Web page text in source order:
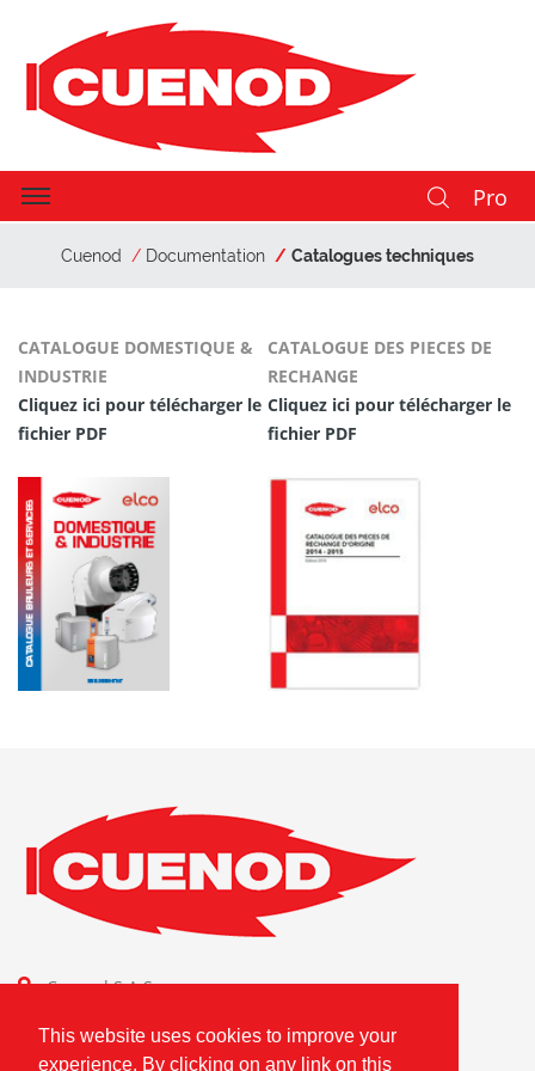
This website uses cookies to improve your
experience. By clicking on any link on this
Pro
Cuenod Documentation Catalogues techniques
CATALOGUE DOMESTIQUE &
INDUSTRIE
Cliquez ici pour télécharger le
fichier PDF
CATALOGUE DES PIECES DE
RECHANGE
Cliquez ici pour télécharger le
fichier PDF
Cuenod S.A.S.
Ariston Group